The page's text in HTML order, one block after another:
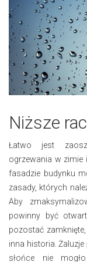
Niższe
Łatwo jest
ogrzewania w zimie
fasadzie budynku
zasady, których
Aby
powinny być
pozostać
inna historia.
słońce nie